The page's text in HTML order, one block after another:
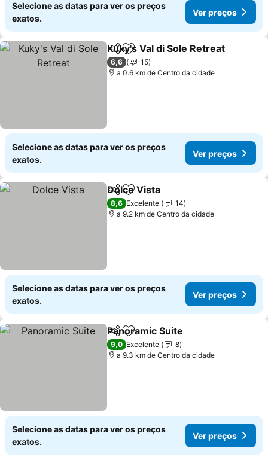
Selecione as datas para ver os preços
exatos.
Ver preços
PartilharAdicionar aos favoritos
Kuky's Val di Sole Retreat
6,6
15
a 0.6 km de Centro da cidade
Selecione as datas para ver os preços
exatos.
Ver preços
PartilharAdicionar aos favoritos
Dolce Vista
8,6 Excelente
14
a 9.2 km de Centro da cidade
Selecione as datas para ver os preços
exatos.
Ver preços
PartilharAdicionar aos favoritos
Panoramic Suite
9,0 Excelente
8
a 9.3 km de Centro da cidade
Selecione as datas para ver os preços
exatos.
Ver preços